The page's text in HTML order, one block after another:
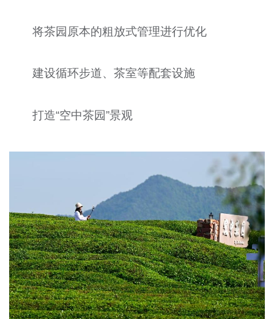
将茶园原本的粗放式管理进行优化
建设循环步道、茶室等配套设施
打造“空中茶园”景观